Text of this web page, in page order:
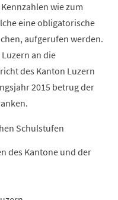
wie zum
eine obligatorische
aufgerufen werden.
an die
des Kanton Luzern
2015 betrug der
Schulstufen
des Kantone und der